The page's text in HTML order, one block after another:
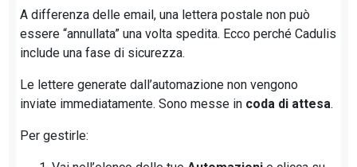
A differenza delle email, una lettera postale non può
essere “annullata” una volta spedita. Ecco perché Cadulis
include una fase di sicurezza.
Le lettere generate dall’automazione non vengono
inviate immediatamente. Sono messe in coda di attesa.
Per gestirle: